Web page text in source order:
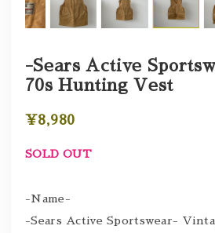
-Sears Active
70s Hunting Vest
¥8,980
SOLD OUT
-Name-
-Sears Active Sportswear-